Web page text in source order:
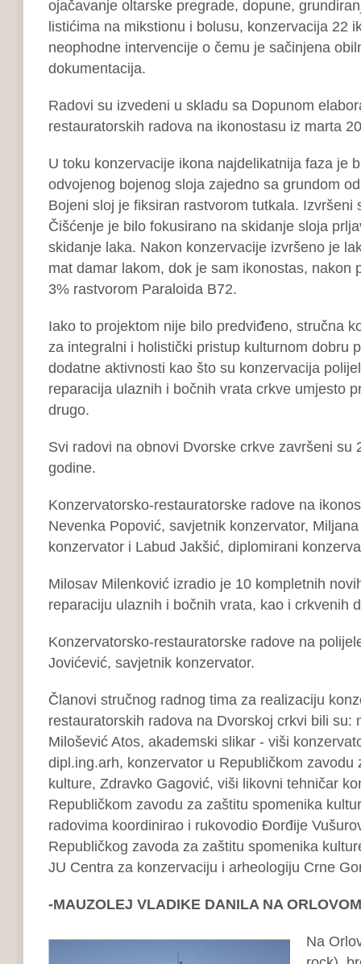
ojačavanje oltarske pregrade, dopune,
listićima na mikstionu i bolusu, konzervacija 22
neophodne intervencije o čemu je sačinjena
dokumentacija.
Radovi su izvedeni u skladu sa Dopunom
restauratorskih radova na ikonostasu iz marta
U toku konzervacije ikona najdelikatnija faza je
odvojenog bojenog sloja zajedno sa grundom
Bojeni sloj je fiksiran rastvorom tutkala. Izvršeni
Čišćenje je bilo fokusirano na skidanje sloja
skidanje laka. Nakon konzervacije izvršeno je
mat damar lakom, dok je sam ikonostas, nakon
3% rastvorom Paraloida B72.
Iako to projektom nije bilo predviđeno, stručna
za integralni i holistički pristup kulturnom dobru
dodatne aktivnosti kao što su konzervacija
reparacija ulaznih i bočnih vrata crkve umjesto
drugo.
Svi radovi na obnovi Dvorske crkve završeni su
godine.
Konzervatorsko‐restauratorske radove na
Nevenka Popović, savjetnik konzervator,
konzervator i Labud Jakšić, diplomirani
Milosav Milenković izradio je 10 kompletnih
reparaciju ulaznih i bočnih vrata, kao i crkvenih
Konzervatorsko‐restauratorske radove na
Jovićević, savjetnik konzervator.
Članovi stručnog radnog tima za realizaciju
restauratorskih radova na Dvorskoj crkvi bili su:
Milošević Atos, akademski slikar ‐ viši
dipl.ing.arh, konzervator u Republičkom zavodu
kulture, Zdravko Gagović, viši likovni tehničar
Republičkom zavodu za zaštitu spomenika
radovima koordinirao i rukovodio Đorđije
Republičkog zavoda za zaštitu spomenika
JU Centra za konzervaciju i arheologiju Crne
-MAUZOLEJ VLADIKE DANILA NA
Na